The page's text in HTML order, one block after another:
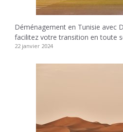
Déménagement en Tunisie avec
facilitez votre transition en toute
22 janvier 2024